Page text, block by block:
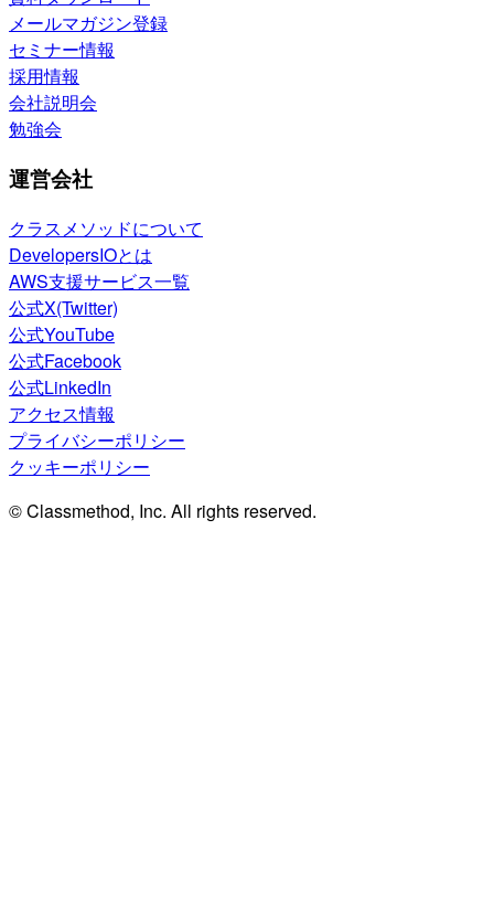
メールマガジン登録
セミナー情報
採用情報
会社説明会
勉強会
運営会社
クラスメソッドについて
DevelopersIOとは
AWS支援サービス一覧
公式X(Twitter)
公式YouTube
公式Facebook
公式LinkedIn
アクセス情報
プライバシーポリシー
クッキーポリシー
© Classmethod, Inc. All rights reserved.